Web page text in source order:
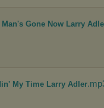
Gone Now Larry
My Time Larry Adler